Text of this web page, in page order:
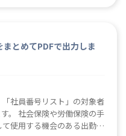
まとめてPDFで出力しま
社員番号リスト」の対象者
の手
使用する機会のある出勤簿